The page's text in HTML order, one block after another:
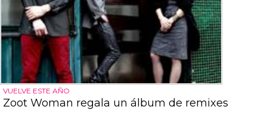
VUELVE ESTE AÑO
Zoot Woman regala un álbum de remixes